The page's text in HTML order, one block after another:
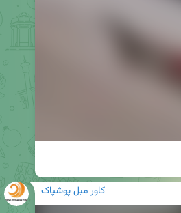
کاور مبل پوشپاک